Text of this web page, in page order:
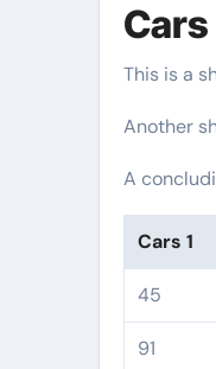
This is a
Another
A
Cars 1
45
91